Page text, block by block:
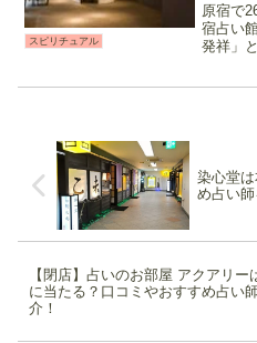
スピリチュアル
原宿で
宿占い
発祥」
染心堂
め占い師
【閉店】占いのお部屋 アクアリー
に当たる？口コミやおすすめ占い
介！